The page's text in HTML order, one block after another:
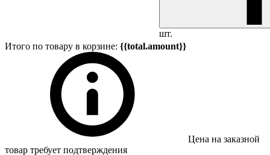
шт.
Итого по товару в корзине: {{total.amount}}
Цена на заказной
товар требует подтверждения